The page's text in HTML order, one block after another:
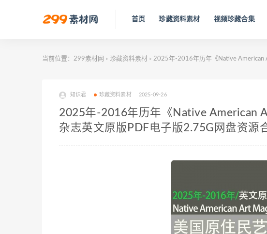
首页 珍藏资料素材 视频珍藏合集
当前位置： 299素材网 > 珍藏资料素材 > 2025年-2016年历年《Native American
知识君 珍藏资料素材 2025-09-26
2025年-2016年历年《Native American
杂志英文原版PDF电子版2.75G网盘资源